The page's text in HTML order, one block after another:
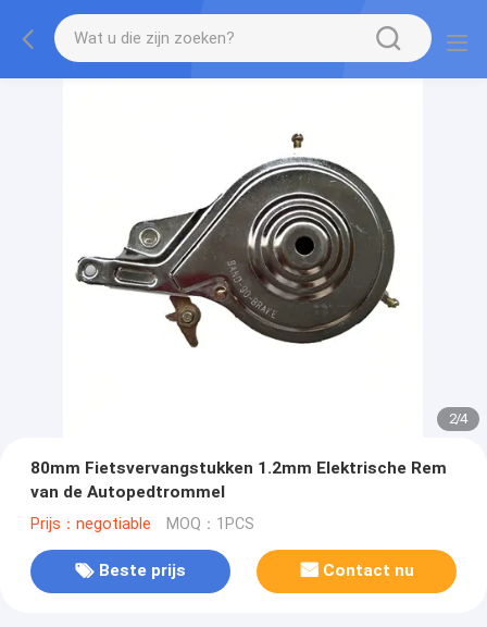
2/4
80mm Fietsvervangstukken 1.2mm Elektrische Rem
van de Autopedtrommel
Prijs：negotiable MOQ：1PCS
Beste prijs Contact nu